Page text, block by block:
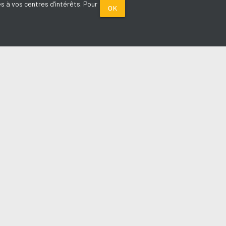
à vos centres d'intérêts. Pour
OK